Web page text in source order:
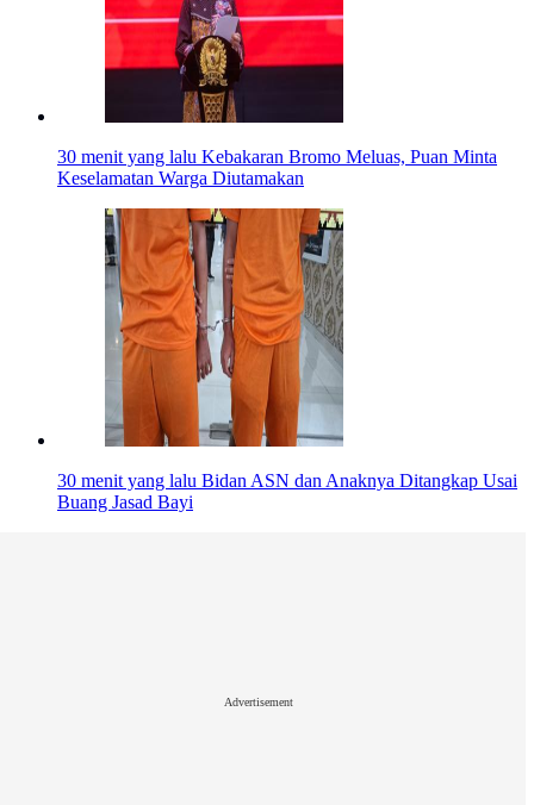
30 menit yang lalu Kebakaran Bromo Meluas, Puan Minta
Keselamatan Warga Diutamakan
30 menit yang lalu Bidan ASN dan Anaknya Ditangkap Usai
Buang Jasad Bayi
Advertisement